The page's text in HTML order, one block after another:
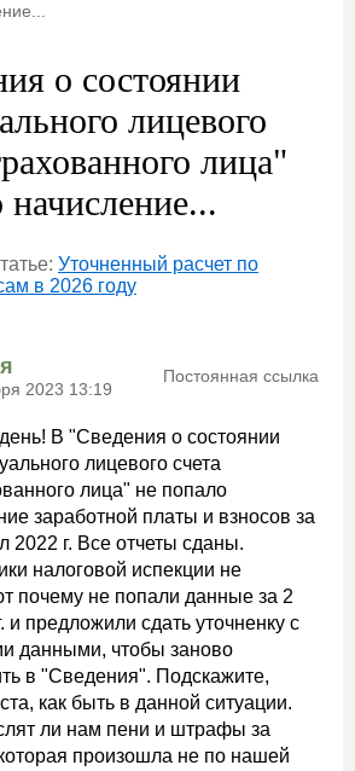
о состоянии
лицевого
лица"
Уточненный расчет по
в 2026 году
2023 13:19
Постоянная ссылка
В "Сведения о состоянии
лицевого счета
лица" не попало
заработной платы и взносов за
2022 г. Все отчеты сданы.
налоговой испекции не
почему не попали данные за 2
и предложили сдать уточненку с
данными, чтобы заново
в "Сведения". Подскажите,
как быть в данной ситуации.
ли нам пени и штрафы за
произошла не по нашей